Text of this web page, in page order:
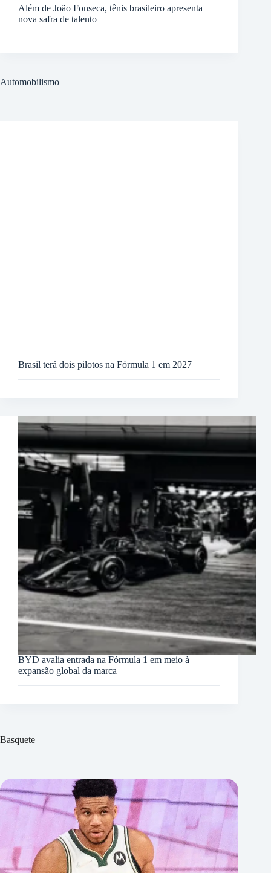
Além de João Fonseca, tênis brasileiro apresenta
nova safra de talento
Automobilismo
Brasil terá dois pilotos na Fórmula 1 em 2027
BYD avalia entrada na Fórmula 1 em meio à
expansão global da marca
Basquete